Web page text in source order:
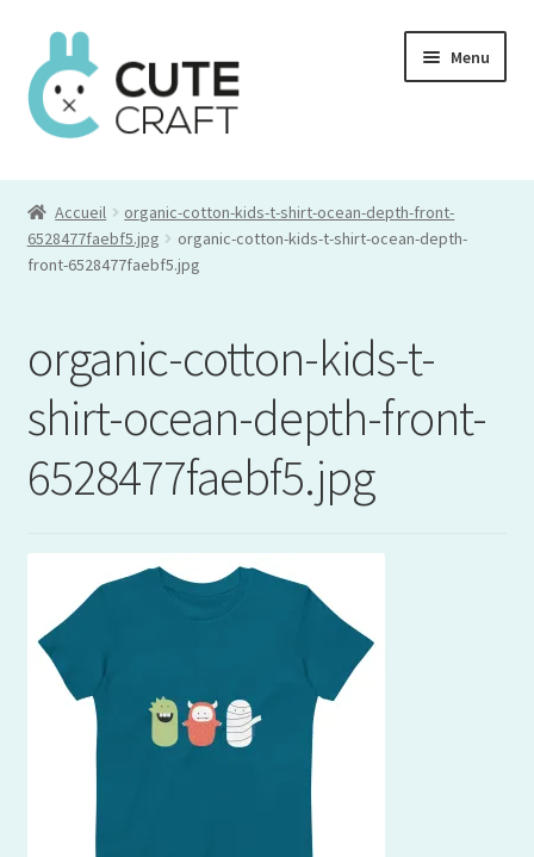
Aller
à
la
navigation
Aller
au
contenu
Menu
Commande
Accueil
organic-cotton-kids-t-shirt-ocean-depth-front-
6528477faebf5.jpg
organic-cotton-kids-t-shirt-ocean-depth-
front-6528477faebf5.jpg
organic-cotton-kids-t-
shirt-ocean-depth-front-
6528477faebf5.jpg